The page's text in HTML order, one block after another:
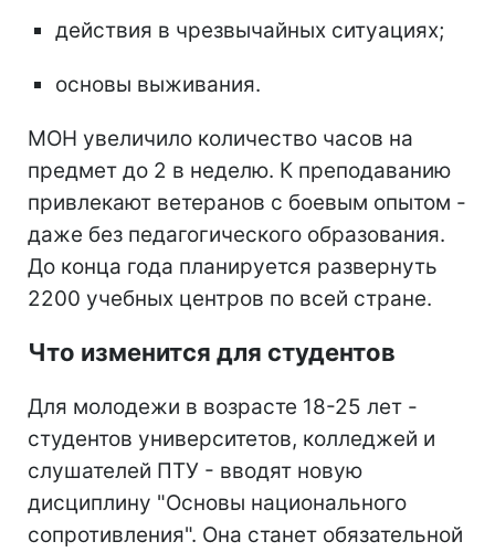
действия в чрезвычайных ситуациях;
основы выживания.
МОН увеличило количество часов на
предмет до 2 в неделю. К преподаванию
привлекают ветеранов с боевым опытом -
даже без педагогического образования.
До конца года планируется развернуть
2200 учебных центров по всей стране.
Что изменится для студентов
Для молодежи в возрасте 18-25 лет -
студентов университетов, колледжей и
слушателей ПТУ - вводят новую
дисциплину "Основы национального
сопротивления". Она станет обязательной